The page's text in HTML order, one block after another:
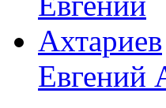
Евгений